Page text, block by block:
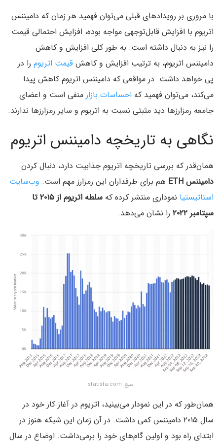
با مروری بر رویدادهای قبلی می‌توان فهمید هر زمان که دامیننس
اتریوم با افزایش قابل‌توجهی مواجه بوده، افزایش احتمالی قیمت
را نیز به دنبال داشته است. به طور کلی افزایش و کاهش
دامیننس اتریوم، به ترتیب افزایش و کاهش قیمت اتریوم را در
پی خواهد داشت. در مواقعی که دامیننس اتریوم کاهش پیدا
می‌کند، می‌توان فهمید که احساسات بازار منفی است و اعضای
جامعه رمزارزها دید مثبتی نسبت به اتریوم و سایر رمزارزها ندارند.
نگاهی به تاریخچه دامیننس اتریوم
همان‌قدر که بررسی تاریخچه اتریوم جذابیت دارد، دنبال کردن
دامیننس ETH
هم برای طرفداران این رمزارز مهم است. وب‌سایت
استاتیستیا نموداری منتشر کرده که
سلطه اتریوم از ۲۰۱۵ تا
سپتامبر ۲۰۲۲
را نشان می‌دهد.
منبع: statista.com
همان‌طور که در این نمودار می‌بینید، اتریوم در آغاز کار خود در
سال ۲۰۱۵ دامیننس کمی داشت. در آن زمان این شبکه هنوز در
ابتدای راه بود و اولین گام‌های خود را برمی‌داشت. اوضاع در سال